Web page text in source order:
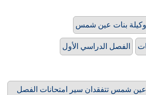
بنات عين شمس
الفصل الدراسي الأول
عين شمس تتفقدان سير امتحانات الفصل